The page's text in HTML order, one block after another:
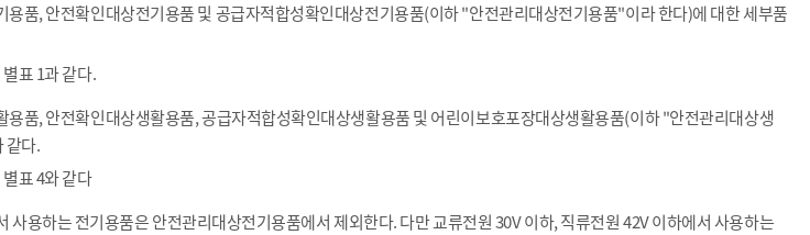
품, 안전확인대상전기용품 및 공급자적합성확인대상전기용품(이하 "안전관리대상전기용품"이라 한다)에 대한 세부품
표 1과 같다.
품, 안전확인대상생활용품, 공급자적합성확인대상생활용품 및 어린이보호포장대상생활용품(이하 "안전관리대상생
같다.
표 4와 같다
용하는 전기용품은 안전관리대상전기용품에서 제외한다. 다만 교류전원 30V 이하, 직류전원 42V 이하에서 사용하는